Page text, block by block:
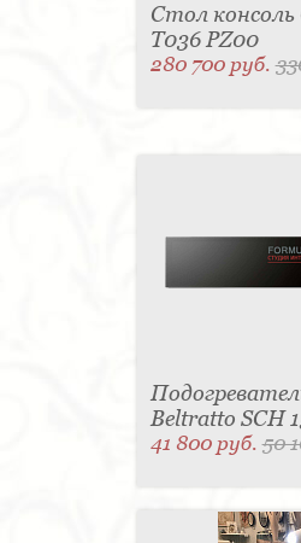
Стол консоль
T036 PZ00
280 700 руб.
Beltratto SCH
41 800 руб.50